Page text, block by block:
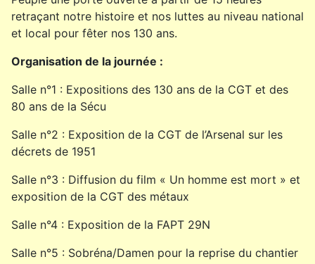
retraçant notre histoire et nos luttes au niveau national
et local pour fêter nos 130 ans.
Organisation de la journée :
Salle n°1 : Expositions des 130 ans de la CGT et des
80 ans de la Sécu
Salle n°2 : Exposition de la CGT de l’Arsenal sur les
décrets de 1951
Salle n°3 : Diffusion du film « Un homme est mort » et
exposition de la CGT des métaux
Salle n°4 : Exposition de la FAPT 29N
Salle n°5 : Sobréna/Damen pour la reprise du chantier